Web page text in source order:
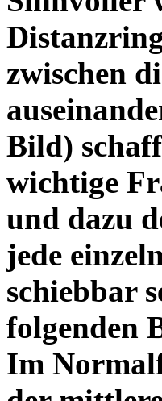
zwischen
Bild)
wichtige
und dazu
jede
schiebbar
folgenden
Im